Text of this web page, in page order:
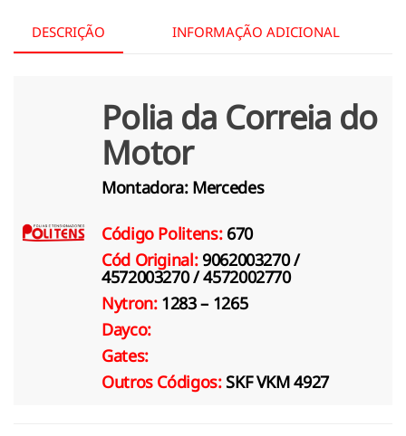
DESCRIÇÃO INFORMAÇÃO ADICIONAL
Polia da Correia do
Motor
Montadora: Mercedes
Código Politens: 670
Cód Original: 9062003270 /
4572003270 / 4572002770
Nytron: 1283 – 1265
Dayco:
Gates:
Outros Códigos: SKF VKM 4927